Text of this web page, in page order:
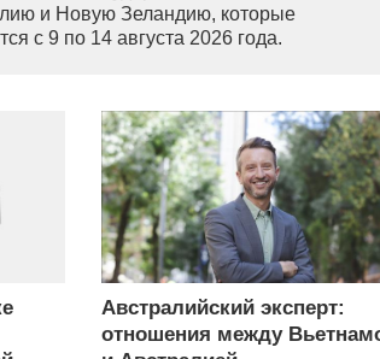
и Новую Зеландию, которые
с 9 по 14 августа 2026 года.
Австралийский эксперт:
отношения между